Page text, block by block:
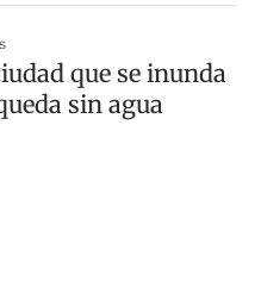
que se inunda
sin agua